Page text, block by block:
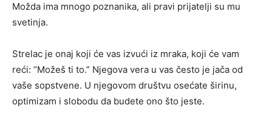
Možda ima mnogo poznanika, ali pravi prijatelji su mu
svetinja.
Strelac je onaj koji će vas izvući iz mraka, koji će vam
reći: “Možeš ti to.” Njegova vera u vas često je jača od
vaše sopstvene. U njegovom društvu osećate širinu,
optimizam i slobodu da budete ono što jeste.